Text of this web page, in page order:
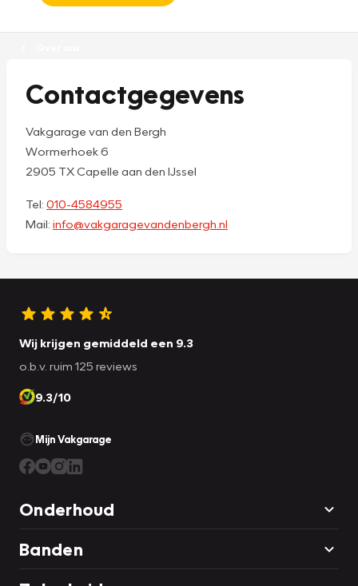
Contactgegevens
Vakgarage van den Bergh
Wormerhoek 6
2905 TX Capelle aan den IJssel
Tel: 010-4584955
Mail: info@vakgaragevandenbergh.nl
Wij krijgen gemiddeld een 9.3
o.b.v. ruim 125 reviews
9.3/10
Mijn Vakgarage
Onderhoud
Banden